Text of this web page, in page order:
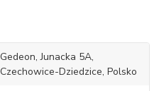
Gedeon, Junacka 5A,
Czechowice-Dziedzice, Polsko